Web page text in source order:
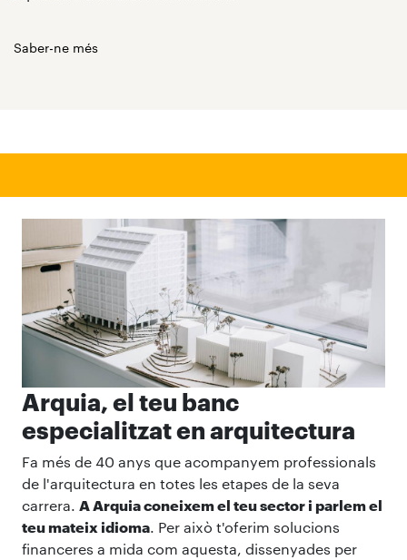
Saber-ne més
Arquia, el teu banc
especialitzat en arquitectura
Fa més de 40 anys que acompanyem professionals
de l'arquitectura en totes les etapes de la seva
carrera. A Arquia coneixem el teu sector i parlem el
teu mateix idioma. Per això t'oferim solucions
financeres a mida com aquesta, dissenyades per